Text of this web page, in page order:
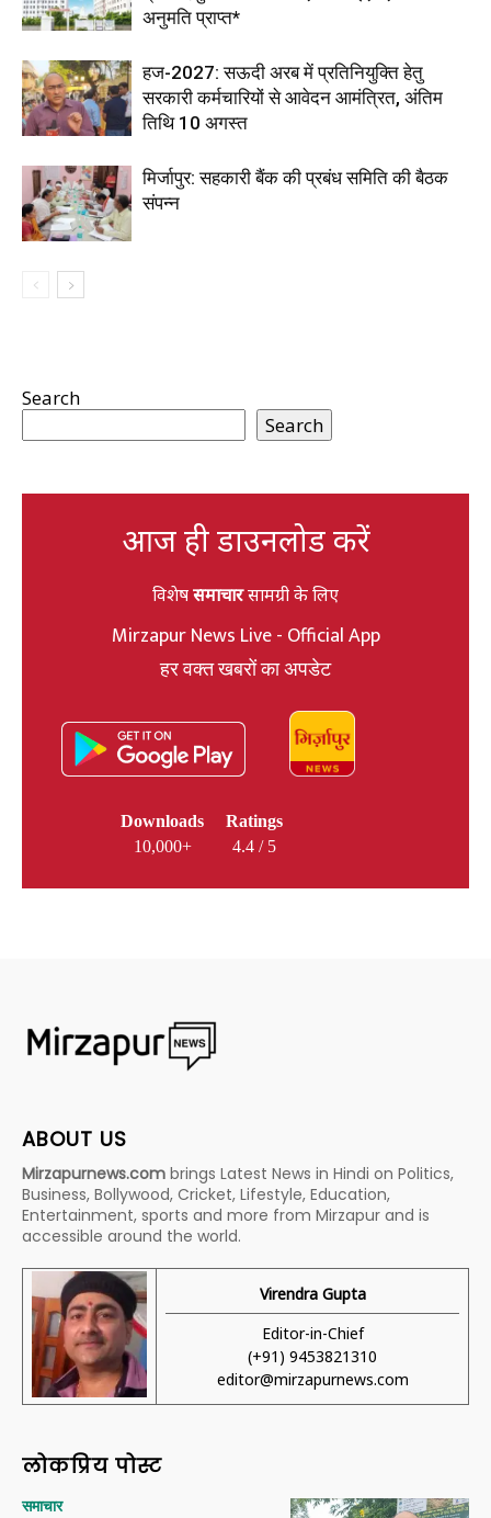
अनुमति प्राप्त*
हज-2027: सऊदी अरब में प्रतिनियुक्ति हेतु
सरकारी कर्मचारियों से आवेदन आमंत्रित, अंतिम
तिथि 10 अगस्त
मिर्जापुर: सहकारी बैंक की प्रबंध समिति की बैठक
संपन्न
Search
Search
आज ही डाउनलोड करें
विशेषसमाचारसामग्री के लिए
Mirzapur News Live - Official App
हर वक्त खबरों का अपडेट
Downloads
10,000+
Ratings
4.4 / 5
ABOUT US
Mirzapurnews.com brings Latest News in Hindi on Politics,
Business, Bollywood, Cricket, Lifestyle, Education,
Entertainment, sports and more from Mirzapur and is
accessible around the world.
Virendra Gupta
Editor-in-Chief
(+91) 9453821310
editor@mirzapurnews.com
लोकप्रिय पोस्ट
समाचार